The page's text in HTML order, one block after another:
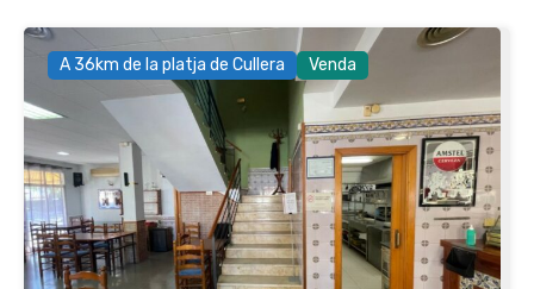
A 36km de la platja de Cullera Venda